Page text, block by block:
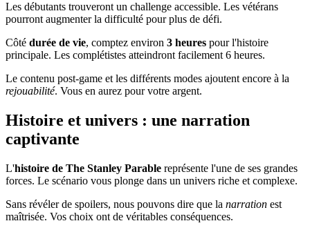
Les débutants trouveront un challenge accessible. Les vétérans
pourront augmenter la difficulté pour plus de défi.
Côté durée de vie, comptez environ 3 heures pour l'histoire
principale. Les complétistes atteindront facilement 6 heures.
Le contenu post-game et les différents modes ajoutent encore à la
rejouabilité. Vous en aurez pour votre argent.
Histoire et univers : une narration
captivante
L'histoire de The Stanley Parable représente l'une de ses grandes
forces. Le scénario vous plonge dans un univers riche et complexe.
Sans révéler de spoilers, nous pouvons dire que la narration est
maîtrisée. Vos choix ont de véritables conséquences.